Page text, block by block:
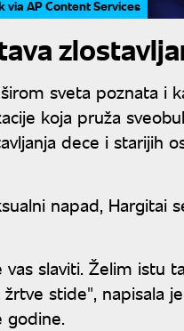
via AP Content Services
sveta poznata i
koja pruža
dece i starijih
napad, Hargitai
slaviti. Želim istu
stide", napisala
godine.